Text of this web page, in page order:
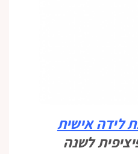
לידה אישית
לשנה